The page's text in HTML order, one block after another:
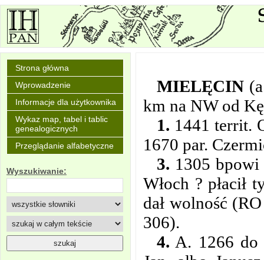
Strona główna
Wprowadzenie
Informacje dla użytkownika
Wykaz map, tabel i tablic
genealogicznych
Przeglądanie alfabetyczne
Wyszukiwanie:
MIELĘCIN
km na NW od
1. 1441 territ.
1670 par.
3. 1305 bpowi
Włoch ? płacił
dał wolność
306).
4. A. 1266 do